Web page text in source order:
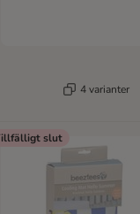
4 varianter
slut